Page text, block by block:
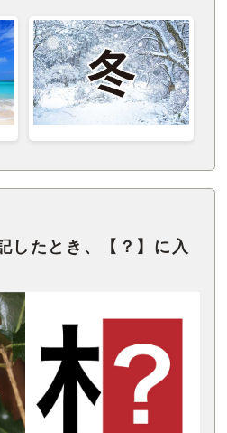
したとき、【？】に入